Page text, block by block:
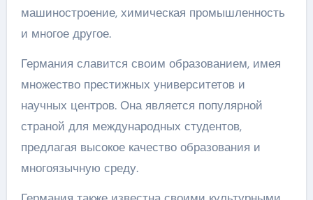
машиностроение, химическая промышленность
и многое другое.
Германия славится своим образованием, имея
множество престижных университетов и
научных центров. Она является популярной
страной для международных студентов,
предлагая высокое качество образования и
многоязычную среду.